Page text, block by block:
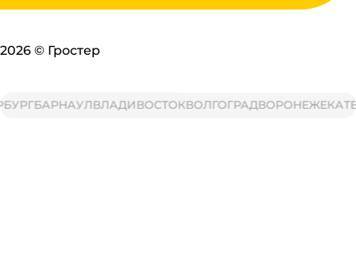
2026 © Гростер
БАРНАУЛВЛАДИВОСТОКВОЛГОГРАДВОРОНЕЖ